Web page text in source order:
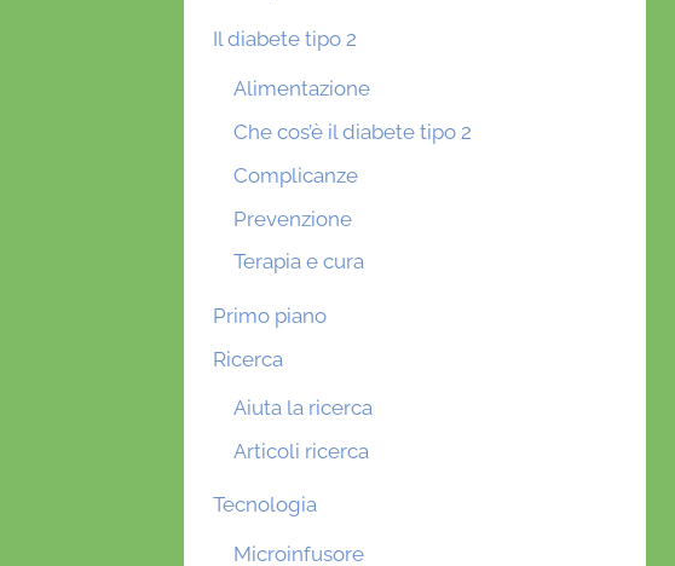
Il diabete tipo 2
Alimentazione
Che cos’è il diabete tipo 2
Complicanze
Prevenzione
Terapia e cura
Primo piano
Ricerca
Aiuta la ricerca
Articoli ricerca
Tecnologia
Microinfusore